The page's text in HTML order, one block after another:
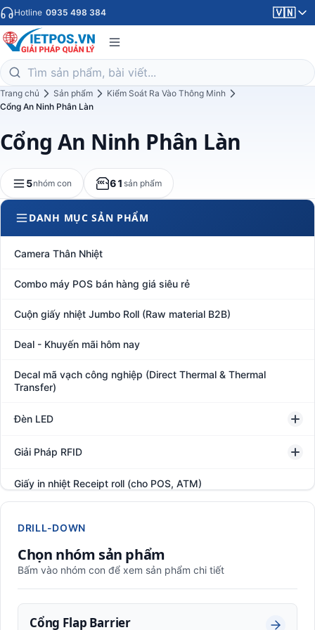
Hotline 0935 498 384 🇻🇳
Trang chủ Sản phẩm
Kiểm Soát Ra Vào Thông Minh
Cổng An Ninh Phân Làn
Cổng An Ninh Phân Làn
5nhóm con 61 sản phẩm
DANH MỤC SẢN PHẨM
Camera Thân Nhiệt
Combo máy POS bán hàng giá siêu rẻ
Cuộn giấy nhiệt Jumbo Roll (Raw material B2B)
Deal - Khuyến mãi hôm nay
Decal mã vạch công nghiệp (Direct Thermal & Thermal
Transfer)
Đèn LED
Giải Pháp RFID
Giấy in nhiệt Receipt roll (cho POS, ATM)
DRILL-DOWN
Chọn nhóm sản phẩm
Bấm vào nhóm con để xem sản phẩm chi tiết
Cổng Flap Barrier